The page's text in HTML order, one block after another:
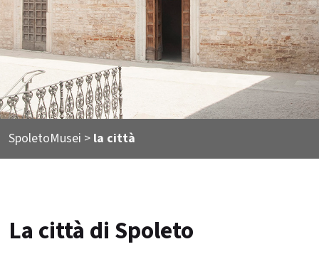
SpoletoMusei > la città
La città di Spoleto